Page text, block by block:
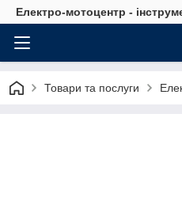
Електро-мотоцентр -
Товари та послуги